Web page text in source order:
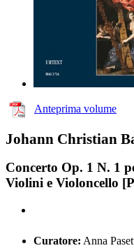
Anteprima volume
Johann Christian
Concerto Op. 1 N. 1
Violini e Violoncello
Curatore: Anna